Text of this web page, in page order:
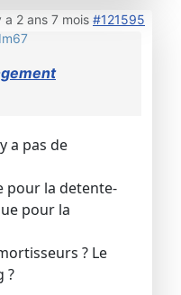
a 2 ans 7 mois #121595
a pas de
pour la detente-
pour la
? Le
?